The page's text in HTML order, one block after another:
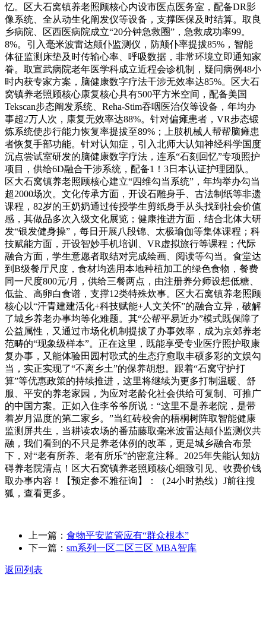
忆。区大石窝镇养老照顾核心内设市医点医务室，配备DR影
像系统、全从动生化阐发仪等设备，支撑医保及时结算。取良
乡病院、区西医病院成立“20分钟急救圈”，急救成功率99。
8%。引入毫米波雷达颠仆监测仪，防颠仆率提拔85%，智能
体征监测床垫及时传输心率、呼吸数据，非常环境立即通知家
眷。取宣武病院老年医学科成立近程会诊机制，疑问病例48小
时内获专家方案，脑健康数字疗法干涉无效率达85%。区大石
窝镇养老照顾核心康复核心具有500平方米空间，配备美国
Tekscan步态阐发系统、Reha-Stim吞咽医治仪等设备，年均办
事超2万人次，康复无效率达88%。针对偏瘫患者，VR步态锻
炼系统使步行能力恢复率提拔至89%；上肢机械人帮帮脑瘫患
者恢复手部功能。针对认知症，引入北师大认知神经科学国度
沉点尝试室研发的脑健康数字疗法，连系“石刻回忆”专项照护
项目，供给6D融合干涉系统，配备1！3日本认证护理团队。
区大石窝镇养老照顾核心建立“四维勾当系统”，年均举办勾当
超2000场次。文化传承方面，开设石雕身手、古法制纸等非遗
课程，82岁的王奶奶通过传授学生剪纸身手从头找到社会价值
感，其做品多次入级文化展览；健康推进方面，结合北体大研
发“银发健身操”，每日开展八段锦、太极瑜伽等集体课程；科
技赋能方面，开设智妙手机培训、VR虚拟旅行等课程；代际
融合方面，学生意愿者取结对完成绘画、阅读等勾当。食堂达
到B级餐厅尺度，食材均选用本地种植加工的绿色食物，餐费
同一尺度800元/月，供给三餐两点，由注册养分师设想低糖、
低盐、高卵白食谱，支撑12类特殊炊事。区大石窝镇养老照顾
核心以“汗青建建活化+科技赋能+人文关怀”的融合立异，破解
了城乡养老办事均等化难题。其“公帮平易近办”模式既保障了
公益属性，又通过市场化机制提拔了办事效率，成为京郊养老
范畴的“现象级样本”。正在这里，既能享受专业医疗照护取康
复办事，又能体验田园村歌式的生态疗愈取丰硕多彩的文娱勾
当，实正实现了“不离乡土”的保养胡想。跟着“石窝守护打
算”等优惠政策的持续推进，这里将继续为更多打制温暖、舒
服、平安的养老家园，为应对老龄化社会供给可复制、可推广
的中国方案。正如入住李爷爷所说：“这里不是养老院，是带
着岁月温度的第二家乡。”当红砖校舍的梧桐树阵取智能健康
监测屏共生，当耕读农场的番茄藤取毫米波雷达颠仆监测仪共
融，我们看到的不只是养老体例的改革，更是城乡融合布景
下，对“老有所养、老有所乐”的密意注释。2025年失能认知妨
碍养老院清点！区大石窝镇养老照顾核心细致引见、收费价钱
取办事内容！【预定参不雅征询】：（24小时热线）J前往搜
狐，查看更多。
上一篇： 食物平安监管应有“群众根本”
下一篇： sm系列一区二区三区 MBA智库
返回列表